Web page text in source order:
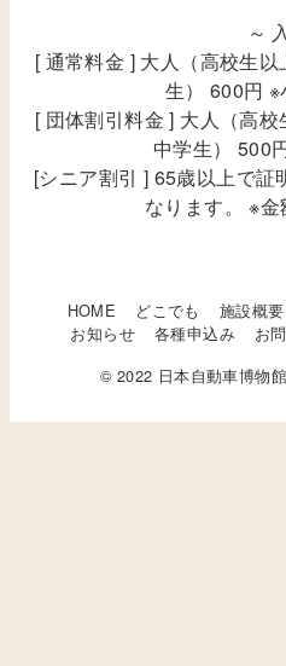
～
[ 通常料金 ] 大人（高校生
生） 600円
[ 団体割引料金 ] 大人（高
中学生） 500
[シニア割引 ] 65歳以上で
なります。 ※
HOME どこでも 施設概要
お知らせ
各種申込み お
© 2022 日本自動車博物